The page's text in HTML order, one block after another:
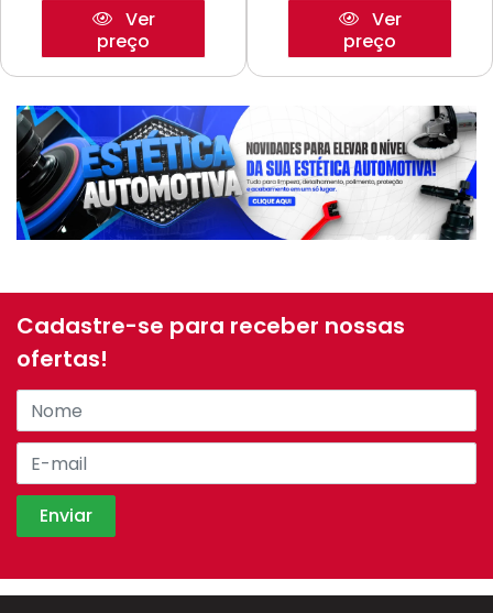
Ver
preço
Ver
preço
Cadastre-se para receber nossas
ofertas!